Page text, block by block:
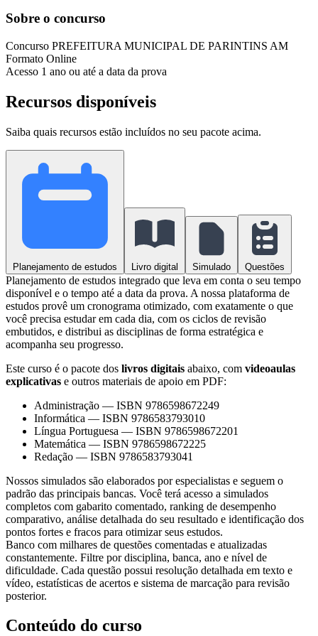
Sobre o concurso
Concurso PREFEITURA MUNICIPAL DE PARINTINS AM
Formato Online
Acesso 1 ano ou até a data da prova
Recursos disponíveis
Saiba quais recursos estão incluídos no seu pacote acima.
Planejamento de estudos Livro digital Simulado Questões
Planejamento de estudos integrado que leva em conta o seu tempo
disponível e o tempo até a data da prova. A nossa plataforma de
estudos provê um cronograma otimizado, com exatamente o que
você precisa estudar em cada dia, com os ciclos de revisão
embutidos, e distribui as disciplinas de forma estratégica e
acompanha seu progresso.
Este curso é o pacote dos livros digitais abaixo, com videoaulas
explicativas e outros materiais de apoio em PDF:
Administração — ISBN 9786598672249
Informática — ISBN 9786583793010
Língua Portuguesa — ISBN 9786598672201
Matemática — ISBN 9786598672225
Redação — ISBN 9786583793041
Nossos simulados são elaborados por especialistas e seguem o
padrão das principais bancas. Você terá acesso a simulados
completos com gabarito comentado, ranking de desempenho
comparativo, análise detalhada do seu resultado e identificação dos
pontos fortes e fracos para otimizar seus estudos.
Banco com milhares de questões comentadas e atualizadas
constantemente. Filtre por disciplina, banca, ano e nível de
dificuldade. Cada questão possui resolução detalhada em texto e
vídeo, estatísticas de acertos e sistema de marcação para revisão
posterior.
Conteúdo do curso